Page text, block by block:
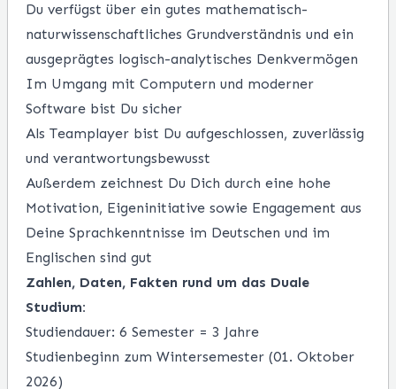
Du verfügst über ein gutes mathematisch-
naturwissenschaftliches Grundverständnis und ein
ausgeprägtes logisch-analytisches Denkvermögen
Im Umgang mit Computern und moderner
Software bist Du sicher
Als Teamplayer bist Du aufgeschlossen, zuverlässig
und verantwortungsbewusst
Außerdem zeichnest Du Dich durch eine hohe
Motivation, Eigeninitiative sowie Engagement aus
Deine Sprachkenntnisse im Deutschen und im
Englischen sind gut
Zahlen, Daten, Fakten rund um das Duale
Studium:
Studiendauer: 6 Semester = 3 Jahre
Studienbeginn zum Wintersemester (01. Oktober
2026)